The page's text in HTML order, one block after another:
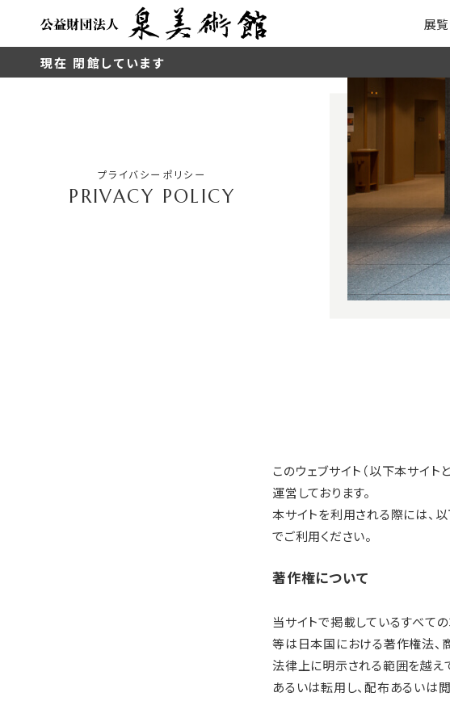
展
現在 閉館しています
プライバシーポリシー
このウェブサイト（以下本サイ
運営しております。
本サイトを利用される際には、
でご利用ください。
著作権について
当サイトで掲載しているすべての
等は日本国における著作権法、
法律上に明示される範囲を越え
あるいは転用し、配布あるいは